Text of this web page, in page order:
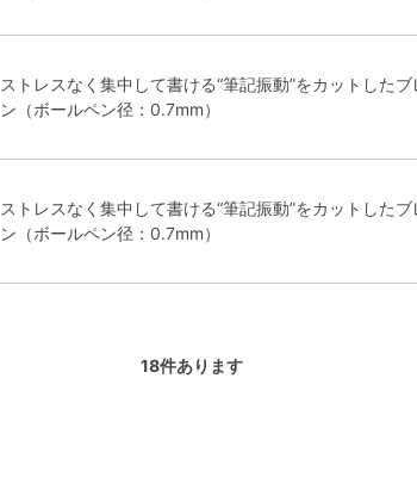
ストレスなく集中して書ける“筆記振動”をカットした
ン（ボールペン径：0.7mm）
ストレスなく集中して書ける“筆記振動”をカットした
ン（ボールペン径：0.7mm）
18件あります